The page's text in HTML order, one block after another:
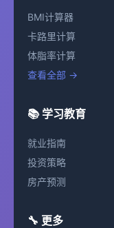
BMI计算器
卡路里计算
体脂率计算
查看全部 →
📚 学习教育
就业指南
投资策略
房产预测
🔧 更多